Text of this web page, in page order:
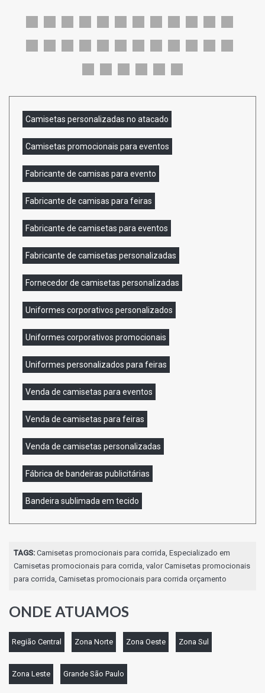
Camisetas personalizadas no atacado
Camisetas promocionais para eventos
Fabricante de camisas para evento
Fabricante de camisas para feiras
Fabricante de camisetas para eventos
Fabricante de camisetas personalizadas
Fornecedor de camisetas personalizadas
Uniformes corporativos personalizados
Uniformes corporativos promocionais
Uniformes personalizados para feiras
Venda de camisetas para eventos
Venda de camisetas para feiras
Venda de camisetas personalizadas
Fábrica de bandeiras publicitárias
Bandeira sublimada em tecido
TAGS: Camisetas promocionais para corrida, Especializado em
Camisetas promocionais para corrida, valor Camisetas promocionais
para corrida, Camisetas promocionais para corrida orçamento
ONDE ATUAMOS
Região Central Zona Norte Zona Oeste Zona Sul
Zona Leste Grande São Paulo